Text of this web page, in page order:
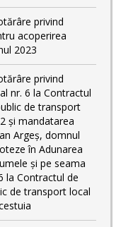
privind
acoperirea
2023
privind
nr. 6 la Contractul
de transport
și mandatarea
Argeș, domnul
în Adunarea
și pe seama
la Contractul de
de transport local